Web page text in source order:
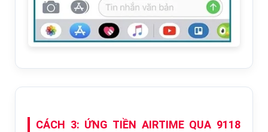
CÁCH 3: ỨNG TIỀN AIRTIME QUA 9118